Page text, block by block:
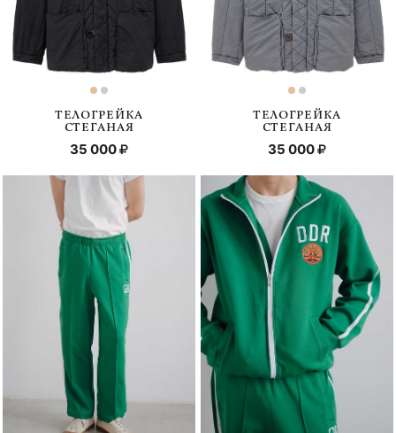
ТЕЛОГРЕЙКА
СТЕГАНАЯ
35 000
ТЕЛОГРЕЙКА
СТЕГАНАЯ
35 000